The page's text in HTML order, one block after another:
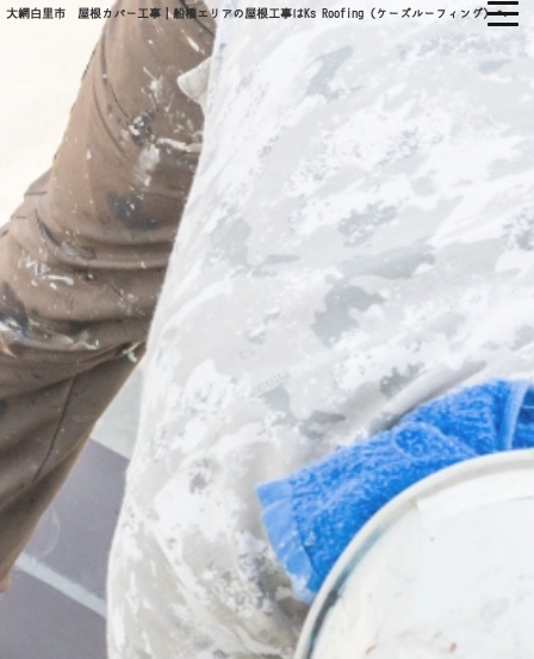
大網白里市 屋根カバー工事｜船橋エリアの屋根工事はKs Roofing（ケーズルーフィング）へ
㈱KS ROOFING
ホーム
当社について
会社概要
当社の強み